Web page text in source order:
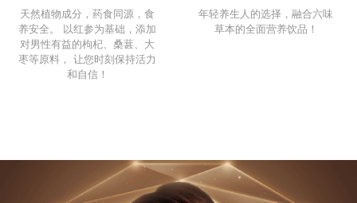
天然植物成分，药食同源，食
养安全。 以红参为基础，添加
对男性有益的枸杞、桑葚、大
枣等原料， 让您时刻保持活力
和自信！
年轻养生人的选择，融合六味
草本的全面营养饮品！